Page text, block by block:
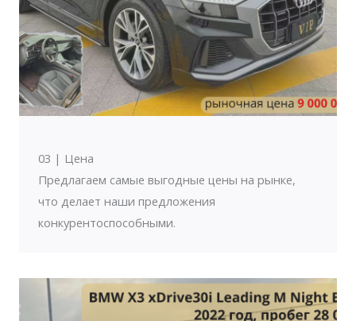
03 | Цена
Предлагаем самые выгодные цены на рынке,
что делает наши предложения
конкурентоспособными.